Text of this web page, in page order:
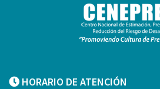
HORARIO DE ATENCIÓN